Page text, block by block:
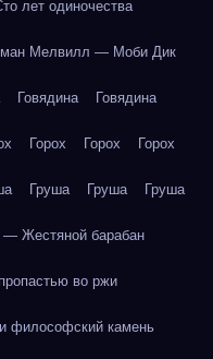
лет одиночества
Мелвилл — Моби Дик
Говядина Говядина
Горох Горох Горох
Груша Груша Груша
— Жестяной барабан
во ржи
философский камень